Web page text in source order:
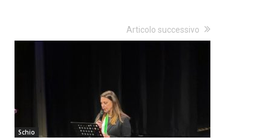
Articolo successivo
Schio